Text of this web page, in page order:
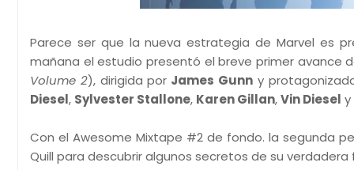
Parece ser que la nueva estrategia de Marvel es
mañana el estudio presentó el breve primer avance
Volume 2), dirigida por James Gunn y
Diesel, Sylvester Stallone, Karen Gillan,Vin Diesel y
Con el Awesome Mixtape #2 de fondo. la segunda
Quill para descubrir algunos secretos de su verdadera